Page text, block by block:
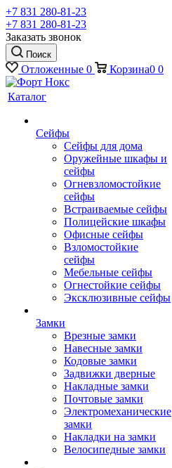
+7 831 280-81-23
+7 831 280-81-23
Заказать звонок
Поиск
Отложенные 0 Корзина0 0
Каталог
Сейфы
Сейфы для дома
Оружейные шкафы и
сейфы
Огневзломостойкие
сейфы
Встраиваемые сейфы
Полицейские шкафы
Офисные сейфы
Взломостойкие
сейфы
Мебельные сейфы
Огнестойкие сейфы
Эксклюзивные сейфы
Замки
Врезные замки
Навесные замки
Кодовые замки
Задвижки дверные
Накладные замки
Почтовые замки
Электромеханические
замки
Накладки на замки
Велосипедные замки